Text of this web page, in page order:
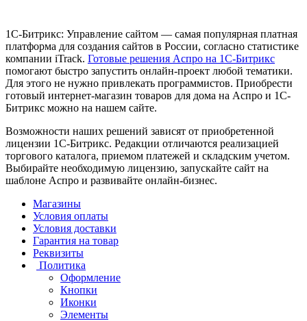
1C-Битрикс: Управление сайтом — самая популярная платная
платформа для создания сайтов в России, согласно статистике
компании iTrack. Готовые решения Аспро на 1С-Битрикс
помогают быстро запустить онлайн-проект любой тематики.
Для этого не нужно привлекать программистов. Приобрести
готовый интернет-магазин товаров для дома на Аспро и 1С-
Битрикс можно на нашем сайте.
Возможности наших решений зависят от приобретенной
лицензии 1С-Битрикс. Редакции отличаются реализацией
торгового каталога, приемом платежей и складским учетом.
Выбирайте необходимую лицензию, запускайте сайт на
шаблоне Аспро и развивайте онлайн-бизнес.
Магазины
Условия оплаты
Условия доставки
Гарантия на товар
Реквизиты
Политика
Оформление
Кнопки
Иконки
Элементы